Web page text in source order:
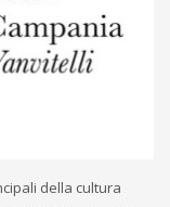
della cultura